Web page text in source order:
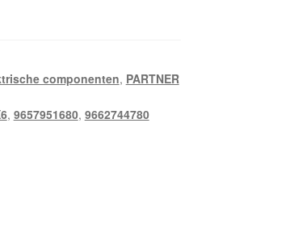
componenten, PARTNER
, 9657951680, 9662744780